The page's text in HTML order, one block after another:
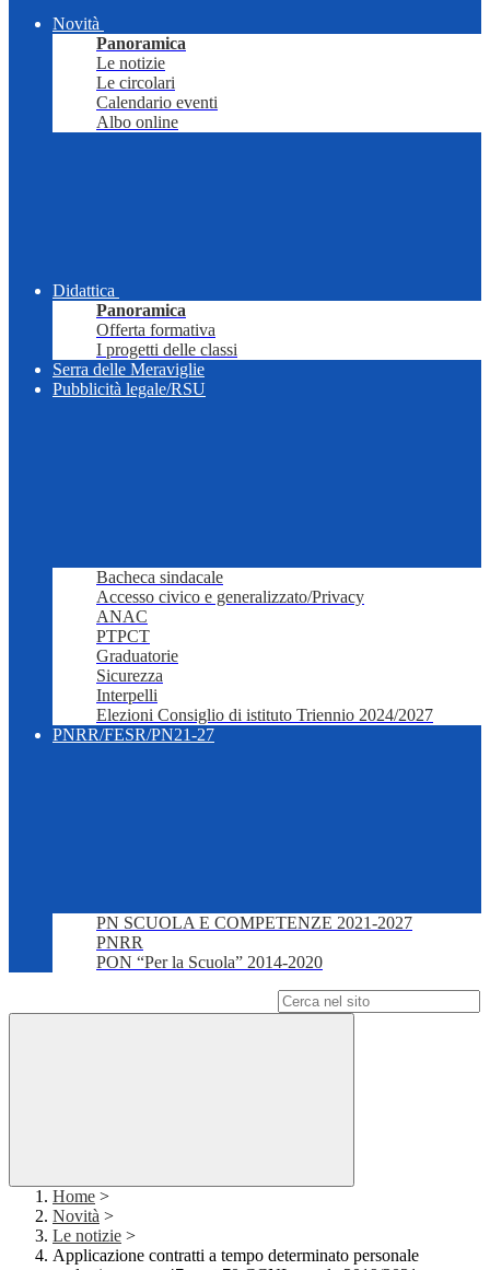
Novità
Panoramica
Le notizie
Le circolari
Calendario eventi
Albo online
Didattica
Panoramica
Offerta formativa
I progetti delle classi
Serra delle Meraviglie
Pubblicità legale/RSU
Bacheca sindacale
Accesso civico e generalizzato/Privacy
ANAC
PTPCT
Graduatorie
Sicurezza
Interpelli
Elezioni Consiglio di istituto Triennio 2024/2027
PNRR/FESR/PN21-27
PN SCUOLA E COMPETENZE 2021-2027
PNRR
PON “Per la Scuola” 2014-2020
Home >
Novità >
Le notizie >
Applicazione contratti a tempo determinato personale